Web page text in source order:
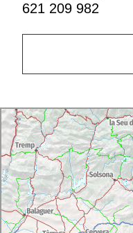
621 209 982